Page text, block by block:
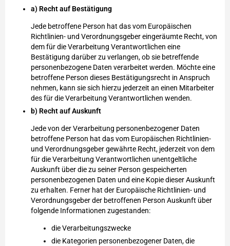
a) Recht auf Bestätigung
Jede betroffene Person hat das vom Europäischen
Richtlinien- und Verordnungsgeber eingeräumte Recht, von
dem für die Verarbeitung Verantwortlichen eine
Bestätigung darüber zu verlangen, ob sie betreffende
personenbezogene Daten verarbeitet werden. Möchte eine
betroffene Person dieses Bestätigungsrecht in Anspruch
nehmen, kann sie sich hierzu jederzeit an einen Mitarbeiter
des für die Verarbeitung Verantwortlichen wenden.
b) Recht auf Auskunft
Jede von der Verarbeitung personenbezogener Daten
betroffene Person hat das vom Europäischen Richtlinien-
und Verordnungsgeber gewährte Recht, jederzeit von dem
für die Verarbeitung Verantwortlichen unentgeltliche
Auskunft über die zu seiner Person gespeicherten
personenbezogenen Daten und eine Kopie dieser Auskunft
zu erhalten. Ferner hat der Europäische Richtlinien- und
Verordnungsgeber der betroffenen Person Auskunft über
folgende Informationen zugestanden:
die Verarbeitungszwecke
die Kategorien personenbezogener Daten, die